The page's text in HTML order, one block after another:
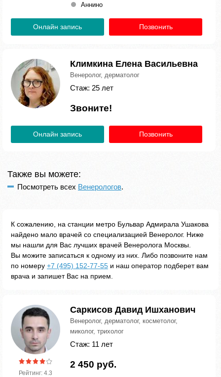
Аннино
Онлайн запись Позвонить
Климкина Елена Васильевна
Венеролог, дерматолог
Стаж: 25 лет
Звоните!
Онлайн запись Позвонить
Также вы можете:
Посмотреть всех Венерологов.
К сожалению, на станции метро Бульвар Адмирала Ушакова
найдено мало врачей со специализацией Венеролог. Ниже
мы нашли для Вас лучших врачей Венеролога Москвы.
Вы можите записаться к одному из них. Либо позвоните нам
по номеру +7 (495) 152-77-55 и наш оператор подберет вам
врача и запишет Вас на прием.
Рейтинг: 4.3
Саркисов Давид Ишханович
Венеролог, дерматолог, косметолог,
миколог, трихолог
Стаж: 11 лет
2 450 руб.